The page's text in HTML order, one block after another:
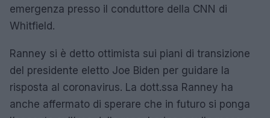
emergenza presso il conduttore della CNN di
Whitfield.
Ranney si è detto ottimista sui piani di transizione
del presidente eletto Joe Biden per guidare la
risposta al coronavirus. La dott.ssa Ranney ha
anche affermato di sperare che in futuro si ponga